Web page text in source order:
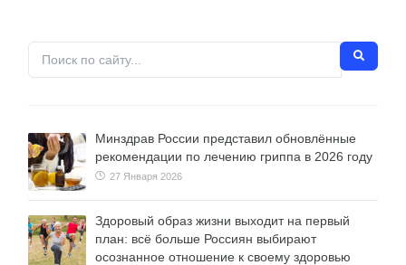
Минздрав России представил обновлённые
рекомендации по лечению гриппа в 2026 году
27 Января 2026
Здоровый образ жизни выходит на первый
план: всё больше Россиян выбирают
осознанное отношение к своему здоровью